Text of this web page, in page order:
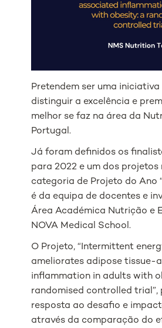
Pretendem ser uma
distinguir a excelência e
melhor se faz na área da
Portugal.
Já foram definidos os
para 2022 e um dos projetos
categoria de Projeto do Ano
é da equipa de docentes e
Área Académica Nutrição e
NOVA Medical School.
O Projeto, “Intermittent
ameliorates adipose tissue-
inflammation in adults with
randomised controlled trial”,
resposta ao desafio e
através da comparação do